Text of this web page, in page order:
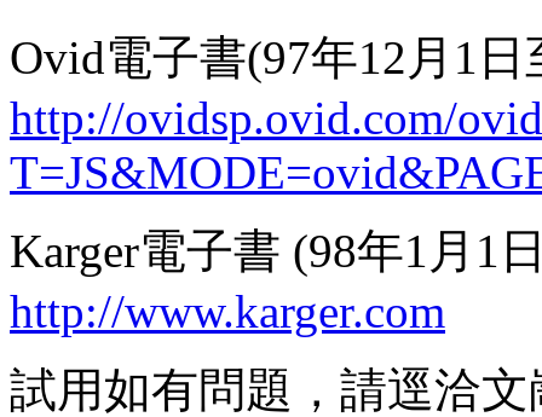
Ovid電子書(97年12月1日
http://ovidsp.ovid.com/
Karger電子書 (98年1月1
http://www.karger.com
試用如有問題，請逕洽文